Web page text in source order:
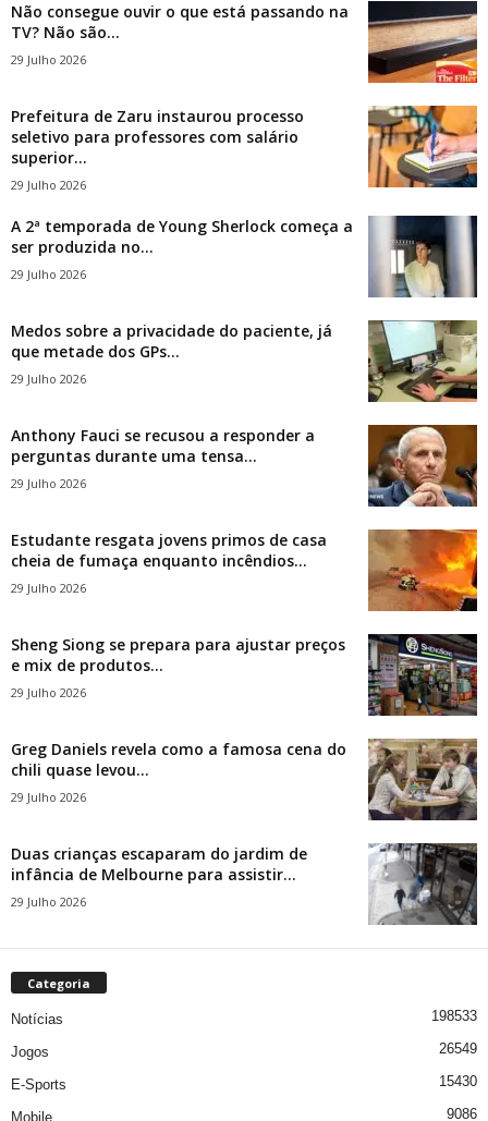
Não consegue ouvir o que está passando na
TV? Não são...
29 Julho 2026
Prefeitura de Zaru instaurou processo
seletivo para professores com salário
superior...
29 Julho 2026
A 2ª temporada de Young Sherlock começa a
ser produzida no...
29 Julho 2026
Medos sobre a privacidade do paciente, já
que metade dos GPs...
29 Julho 2026
Anthony Fauci se recusou a responder a
perguntas durante uma tensa...
29 Julho 2026
Estudante resgata jovens primos de casa
cheia de fumaça enquanto incêndios...
29 Julho 2026
Sheng Siong se prepara para ajustar preços
e mix de produtos...
29 Julho 2026
Greg Daniels revela como a famosa cena do
chili quase levou...
29 Julho 2026
Duas crianças escaparam do jardim de
infância de Melbourne para assistir...
29 Julho 2026
Categoria
Notícias 198533
Jogos 26549
E-Sports 15430
Mobile 9086